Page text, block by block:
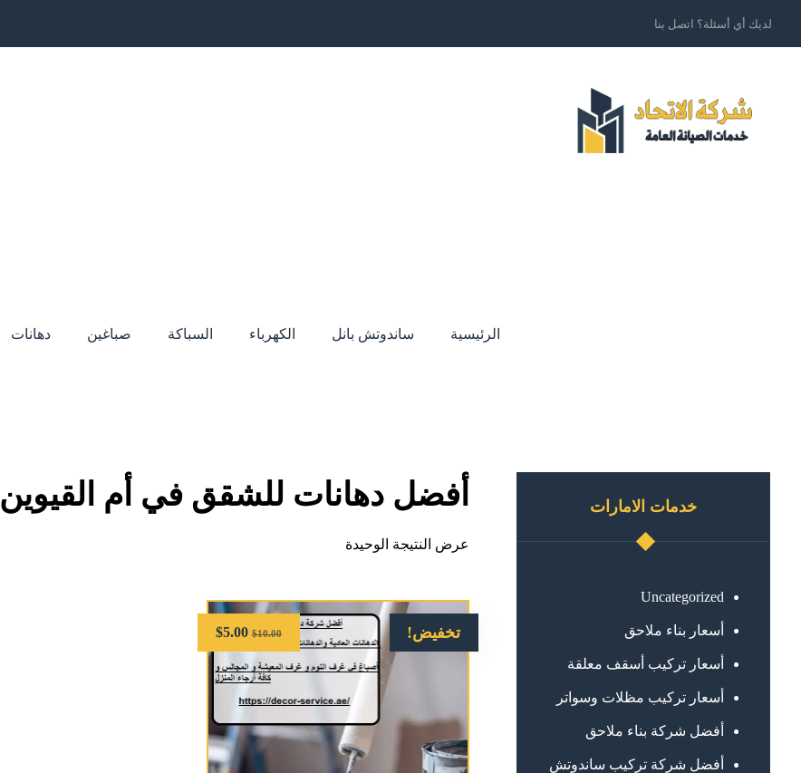
لديك أي أسئلة؟ اتصل بنا
الرئيسية ساندوتش بانل الكهرباء السباكة صباغين دهانات
أفضل دهانات للشقق في أم القيوين
عرض النتيجة الوحيدة
تخفيض! $10.00
$5.00
خدمات الامارات
Uncategorized
أسعار بناء ملاحق
أسعار تركيب أسقف معلقة
أسعار تركيب مظلات وسواتر
أفضل شركة بناء ملاحق
أفضل شركة تركيب ساندوتش